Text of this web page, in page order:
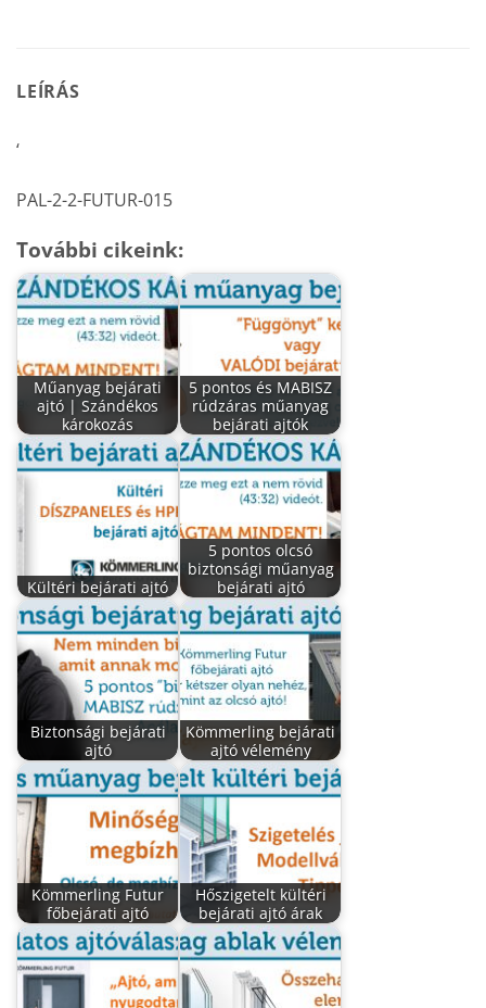
LEÍRÁS
‘
PAL-2-2-FUTUR-015
További cikeink:
Műanyag bejárati
ajtó | Szándékos
károkozás
5 pontos és MABISZ
rúdzáras műanyag
bejárati ajtók
Kültéri bejárati ajtó
5 pontos olcsó
biztonsági műanyag
bejárati ajtó
Biztonsági bejárati
ajtó
Kömmerling bejárati
ajtó vélemény
Kömmerling Futur
főbejárati ajtó
Hőszigetelt kültéri
bejárati ajtó árak